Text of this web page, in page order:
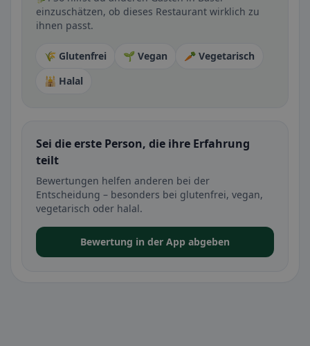
einzuschätzen, ob dieses Restaurant wirklich zu
ihnen passt.
🌾 Glutenfrei 🌱 Vegan
🥕 Vegetarisch
🕌 Halal
Sei die erste Person, die ihre Erfahrung
teilt
Bewertungen helfen anderen bei der
Entscheidung – besonders bei glutenfrei, vegan,
vegetarisch oder halal.
Bewertung in der App abgeben